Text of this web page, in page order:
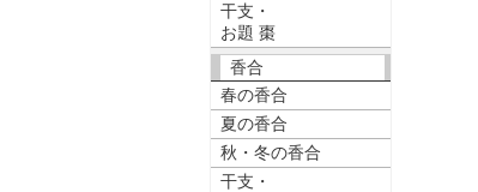
干支・
お題 棗
香合
春の香合
夏の香合
秋・冬の香合
干支・